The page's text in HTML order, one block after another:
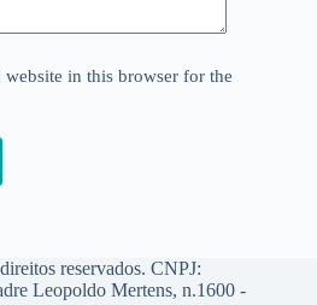
website in this browser for the
reservados. CNPJ:
Leopoldo Mertens, n.1600 -